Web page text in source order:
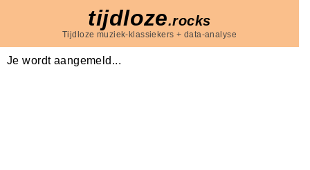
tijdloze.rocks
Tijdloze muziek-klassiekers + data-analyse
Je wordt aangemeld...